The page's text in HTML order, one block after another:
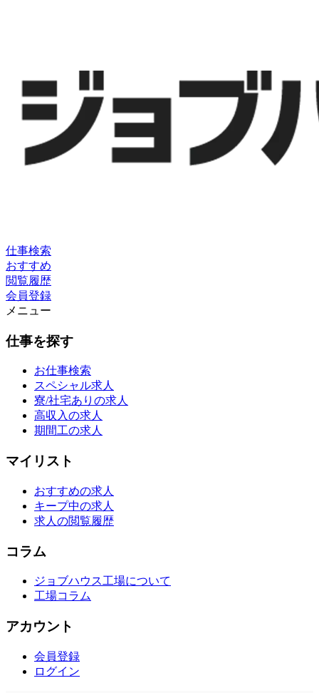
仕事検索
おすすめ
閲覧履歴
会員登録
メニュー
仕事を探す
お仕事検索
スペシャル求人
寮/社宅ありの求人
高収入の求人
期間工の求人
マイリスト
おすすめの求人
キープ中の求人
求人の閲覧履歴
コラム
ジョブハウス工場について
工場コラム
アカウント
会員登録
ログイン